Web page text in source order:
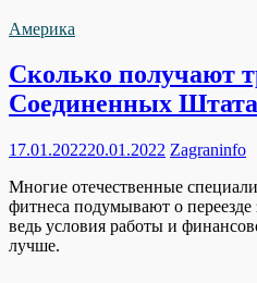
Америка
Сколько получают
Соединенных
17.01.202220.01.2022 Zagraninfo
Многие отечественные
фитнеса подумывают о переезде
ведь условия работы и
лучше.